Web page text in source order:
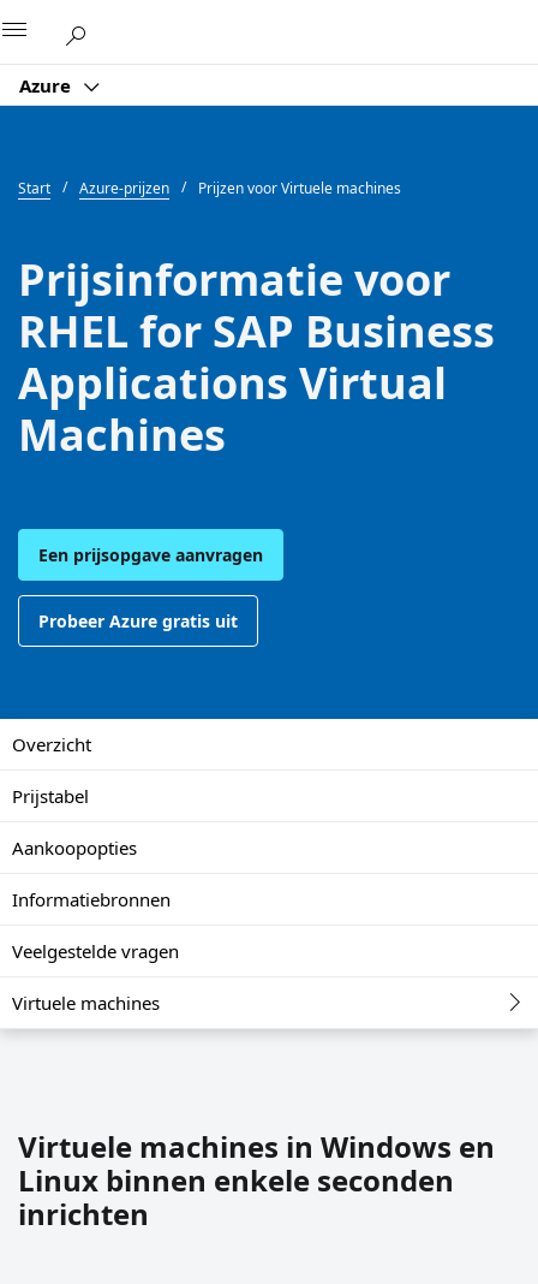
Azure
Start Azure-prijzen Prijzen voor Virtuele machines
Prijsinformatie voor
RHEL for SAP Business
Applications Virtual
Machines
Een prijsopgave aanvragen
Probeer Azure gratis uit
Overzicht
Prijstabel
Aankoopopties
Informatiebronnen
Veelgestelde vragen
Virtuele machines
Virtuele machines in Windows en
Linux binnen enkele seconden
inrichten